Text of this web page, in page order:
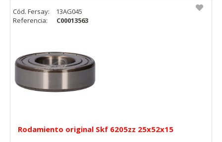
Rodamiento original Skf 6205zz 25x52x15
Cód. Fersay:
13AG045
Referencia:
C00013563